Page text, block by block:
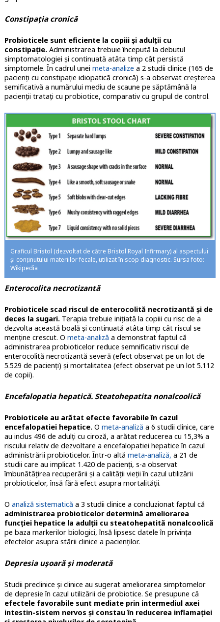
Constipația cronică
Probioticele sunt eficiente la copiii și adulții cu
constipație.Administrarea trebuie începută la debutul
simptomatologiei și continuată atâta timp cât persistă
simptomele. În cadrul unei meta-analize a 2 studii clinice (165 de
pacienți cu constipație idiopatică cronică) s-a observat creșterea
semificativă a numărului mediu de scaune pe săptămână la
pacienții tratați cu probiotice, comparativ cu grupul de control.
Graficul Bristol (dezvoltat de către Bristol Royal Infirmary) al aspectului
și conținutului materiilor fecale, utilizat în scop diagnostic. Sursa foto:
Wikipedia
Enterocolita necrotizantă
Probioticele scad riscul de enterocolită necrotizantă și de
deces la sugari.Terapia trebuie inițiată la copiii cu risc de a
dezvolta această boală și continuată atâta timp cât riscul se
menține crescut. O meta-analiză a demonstrat faptul că
administrarea probioticelor reduce semnificativ riscul de
enterocolită necrotizantă severă (efect observat pe un lot de
5.529 de pacienți) și mortalitatea (efect observat pe un lot 5.112
de copii).
Encefalopatia hepatică. Steatohepatita nonalcoolică
Probioticele au arătat efecte favorabile în cazul
encefalopatiei hepatice.O meta-analiză a 6 studii clinice, care
au inclus 496 de adulți cu ciroză, a arătat reducerea cu 15,3% a
riscului relativ de dezvoltare a encefalopatiei hepatice în cazul
administrării probioticelor. Într-o altă meta-analiză, a 21 de
studii care au implicat 1.420 de pacienți, s-a observat
îmbunătățirea recuperării și a calității vieții în cazul utilizării
probioticelor, însă fără efect asupra mortalității.
O analiză sistematică a 3 studii clinice a concluzionat faptul că
administrarea probioticelor determină ameliorarea
funcției hepatice la adulții cu steatohepatită nonalcoolică
pe baza markerilor biologici, însă lipsesc datele în privința
efectelor asupra stării clinice a pacienților.
Depresia ușoară și moderată
Studii preclinice și clinice au sugerat ameliorarea simptomelor
de depresie în cazul utilizării de probiotice. Se presupune că
efectele favorabile sunt mediate prin intermediul axei
intestin-sistem nervos și constau în reducerea inflamației